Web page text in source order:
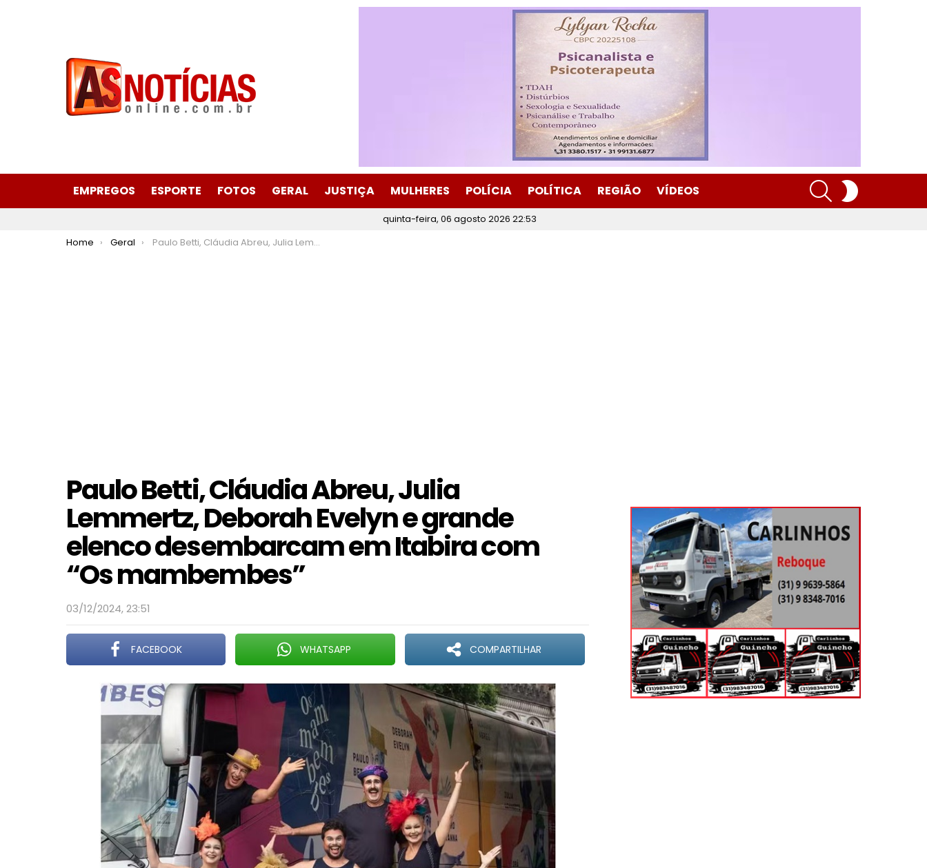
EMPREGOS ESPORTE FOTOS GERAL JUSTIÇA MULHERES POLÍCIA POLÍTICA REGIÃO VÍDEOS
SEARCH
quinta-feira, 06 agosto 2026 22:53
You are here:
Home Geral Paulo Betti, Cláudia Abreu, Julia Lemmertz, Deborah Evelyn e grande elenco desembarcam em Itabira com “Os mambembes”
Paulo Betti, Cláudia Abreu, Julia
Lemmertz, Deborah Evelyn e grande
elenco desembarcam em Itabira com
“Os mambembes”
03/12/2024, 23:51
FACEBOOK WHATSAPP COMPARTILHAR